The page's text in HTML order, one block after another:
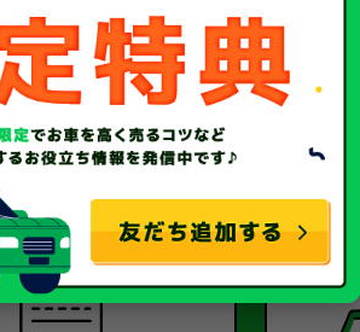
事故車買取
Step.3